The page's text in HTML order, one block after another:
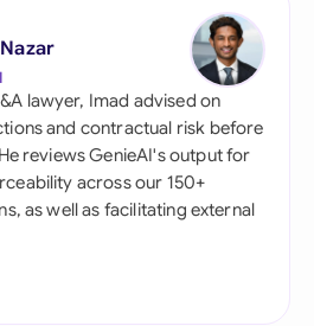
lawyer, Imad advised on
and contractual risk before
reviews GenieAI's output for
across our 150+
as well as facilitating external